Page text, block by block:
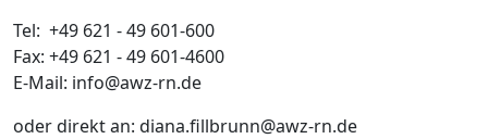
Tel: +49 621 - 49 601-600
Fax: +49 621 - 49 601-4600
E-Mail: info@awz-rn.de
oder direkt an: diana.fillbrunn@awz-rn.de